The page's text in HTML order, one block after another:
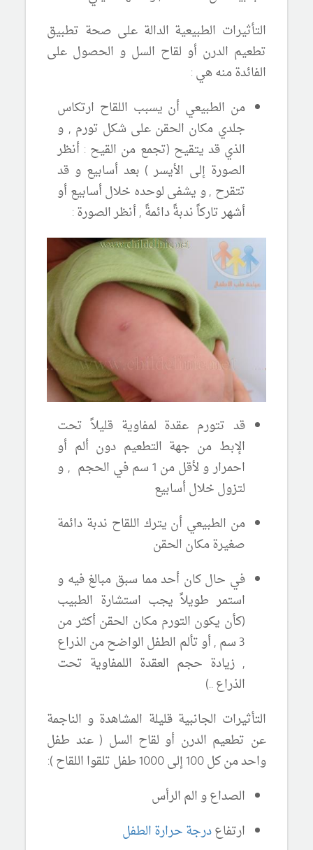
التأثيرات الطبيعية الدالة على صحة تطبيق
تطعيم الدرن أو لقاح السل و الحصول على
الفائدة منه هي :
من الطبيعي أن يسبب اللقاح ارتكاس
جلدي مكان الحقن على شكل تورم , و
الذي قد يتقيح (تجمع من القيح : أنظر
الصورة إلى الأيسر ) بعد أسابيع و قد
تتقرح , و يشفى لوحده خلال أسابيع أو
أشهر تاركاً ندبةً دائمةً , أنظر الصورة :
قد تتورم عقدة لمفاوية قليلاً تحت
الإبط من جهة التطعيم دون ألم أو
احمرار و لأقل من 1 سم في الحجم , و
لتزول خلال أسابيع
من الطبيعي أن يترك اللقاح ندبة دائمة
صغيرة مكان الحقن
في حال كان أحد مما سبق مبالغ فيه و
استمر طويلاً يجب استشارة الطبيب
(كأن يكون التورم مكان الحقن أكثر من
3 سم , أو تألم الطفل الواضح من الذراع
, زيادة حجم العقدة اللمفاوية تحت
الذراع ..)
التأثيرات الجانبية قليلة المشاهدة و الناجمة
عن تطعيم الدرن أو لقاح السل ( عند طفل
واحد من كل 100 إلى 1000 طفل تلقوا اللقاح ):
الصداع و الم الرأس
ارتفاعدرجة حرارة الطفل